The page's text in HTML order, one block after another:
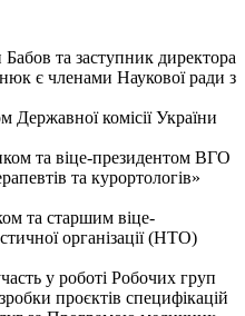
та заступник директора
є членами Наукової ради з
Державної комісії України
та віце-президентом ВГО
та курортологів»
та старшим віце-
організації (НТО)
у роботі Робочих груп
проєктів специфікацій